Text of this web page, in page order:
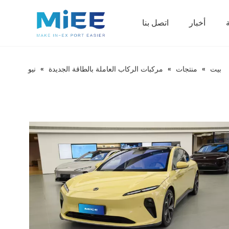
اتصل بنا أخبار
بيت » منتجات » مركبات الركاب العاملة بالطاقة الجديدة » نيو